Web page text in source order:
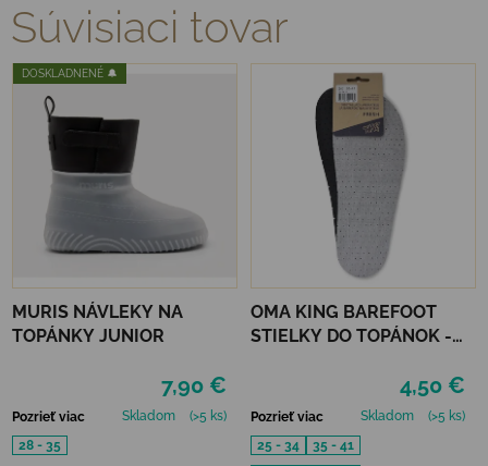
Súvisiaci tovar
DOSKLADNENÉ 🔔
MURIS NÁVLEKY NA
TOPÁNKY JUNIOR
7,90 €
Pozrieť viac Skladom
(>5 ks)
28 - 35
OMA KING BAREFOOT
STIELKY DO TOPÁNOK -
4,50 €
Pozrieť viac Skladom
(>5 ks)
25 - 34
35 - 41